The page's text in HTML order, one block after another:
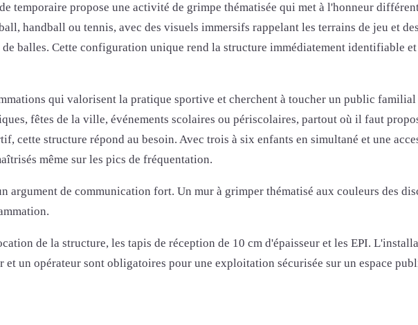
temporaire propose une activité de grimpe thématisée qui met à l'honneur
handball ou tennis, avec des visuels immersifs rappelant les terrains de jeu et
balles. Cette configuration unique rend la structure immédiatement identifiable
qui valorisent la pratique sportive et cherchent à toucher un public familial
fêtes de la ville, événements scolaires ou périscolaires, partout où il faut
cette structure répond au besoin. Avec trois à six enfants en simultané et une
même sur les pics de fréquentation.
argument de communication fort. Un mur à grimper thématisé aux couleurs des
de la structure, les tapis de réception de 10 cm d'épaisseur et les EPI.
un opérateur sont obligatoires pour une exploitation sécurisée sur un espace